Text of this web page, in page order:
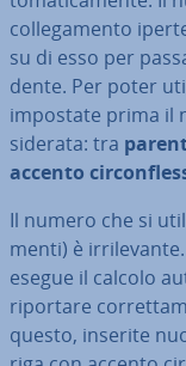
col­le­ga­men­to
su di esso per
den­te. Per poter
impostate prima il
si­de­ra­ta: tra
accento
Il numero che si
men­ti) è
esegue il calcolo
riportare
questo, inserite